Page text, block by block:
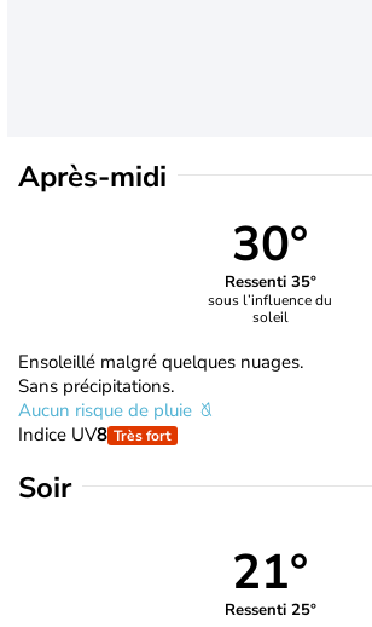
Après-midi
30°
Ressenti 35°
sous l’influence du
soleil
Ensoleillé malgré quelques nuages.
Sans précipitations.
Aucun risque de pluie
Indice UV8 Très fort
Soir
21°
Ressenti 25°